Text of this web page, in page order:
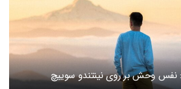
نفس وحش بر روی نینتندو سوییچ